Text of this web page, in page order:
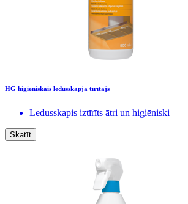
HG higiēniskais ledusskapja tīrītājs
Ledusskapis iztīrīts ātri un higiēniski
Skatīt